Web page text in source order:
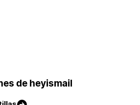
de heyismail